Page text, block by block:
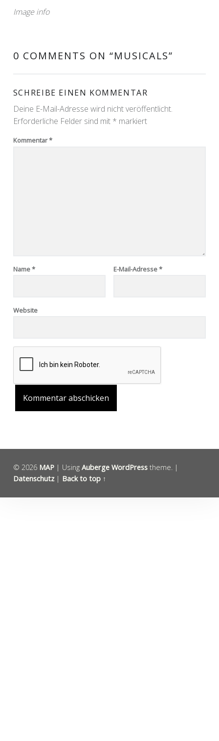
Image info
0 COMMENTS ON “MUSICALS”
SCHREIBE EINEN KOMMENTAR
Deine E-Mail-Adresse wird nicht veröffentlicht.
Erforderliche Felder sind mit * markiert
Kommentar*
Name* E-Mail-Adresse*
Website
© 2026 MAP | Using Auberge WordPresstheme.|
Datenschutz | Back to top ↑